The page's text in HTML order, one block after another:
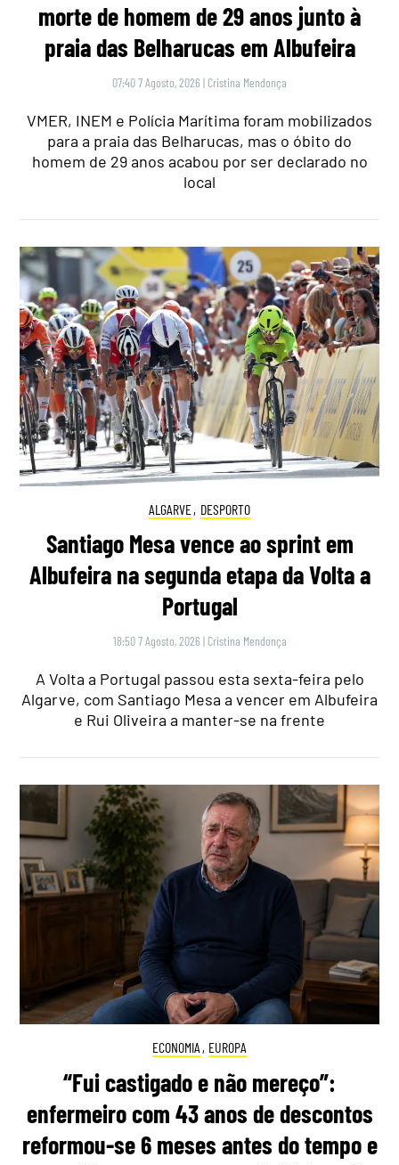
morte de homem de 29 anos junto à
praia das Belharucas em Albufeira
07:40 7 Agosto, 2026 | Cristina Mendonça
VMER, INEM e Polícia Marítima foram mobilizados
para a praia das Belharucas, mas o óbito do
homem de 29 anos acabou por ser declarado no
local
ALGARVE, DESPORTO
Santiago Mesa vence ao sprint em
Albufeira na segunda etapa da Volta a
Portugal
18:50 7 Agosto, 2026 | Cristina Mendonça
A Volta a Portugal passou esta sexta-feira pelo
Algarve, com Santiago Mesa a vencer em Albufeira
e Rui Oliveira a manter-se na frente
ECONOMIA , EUROPA
“Fui castigado e não mereço”:
enfermeiro com 43 anos de descontos
reformou-se 6 meses antes do tempo e